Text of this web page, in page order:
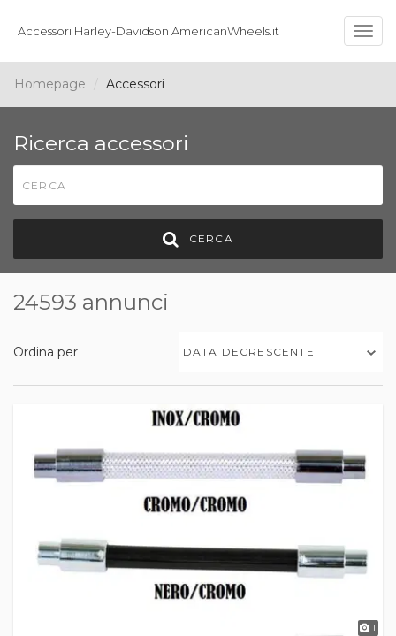
Accessori Harley-Davidson AmericanWheels.it
Homepage Accessori
Ricerca accessori
CERCA
24593 annunci
Ordina per DATA DECRESCENTE
1